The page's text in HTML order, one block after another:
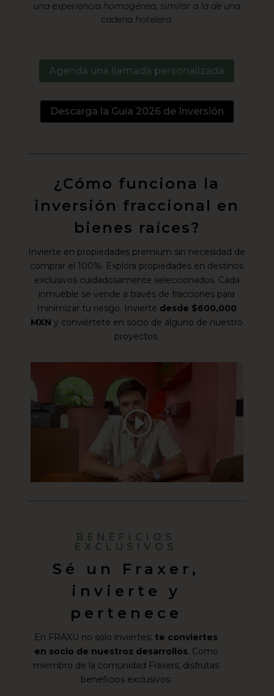
una experiencia homogénea, similar a la de una
cadena hotelera.
Agenda una llamada personalizada
Descarga la Guía 2026 de Inversión
¿Cómo funciona la
inversión fraccional en
bienes raíces?
Invierte en propiedades premium sin necesidad de
comprar el 100%. Explora propiedades en destinos
exclusivos cuidadosamente seleccionados. Cada
inmueble se vende a través de fracciones para
minimizar tu riesgo. Invierte desde $600,000
MXN y conviértete en socio de alguno de nuestro
proyectos.
BENEFICIOS
EXCLUSIVOS
Sé un Fraxer,
invierte y
pertenece
En FRAXU no solo inviertes: te conviertes
en socio de nuestros desarrollos. Como
miembro de la comunidad Fraxers, disfrutas
beneficios exclusivos: